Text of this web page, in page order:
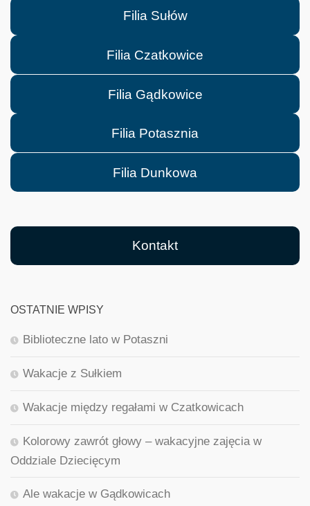
Filia Sułów
Filia Czatkowice
Filia Gądkowice
Filia Potasznia
Filia Dunkowa
Kontakt
OSTATNIE WPISY
Biblioteczne lato w Potaszni
Wakacje z Sułkiem
Wakacje między regałami w Czatkowicach
Kolorowy zawrót głowy – wakacyjne zajęcia w
Oddziale Dziecięcym
Ale wakacje w Gądkowicach